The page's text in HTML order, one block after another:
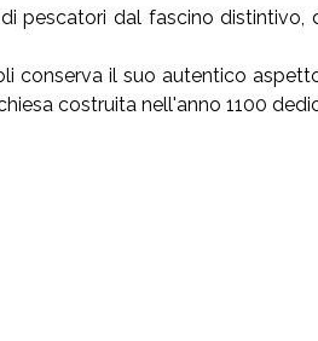
pescatori dal fascino distintivo,
conserva il suo autentico
costruita nell'anno 1100